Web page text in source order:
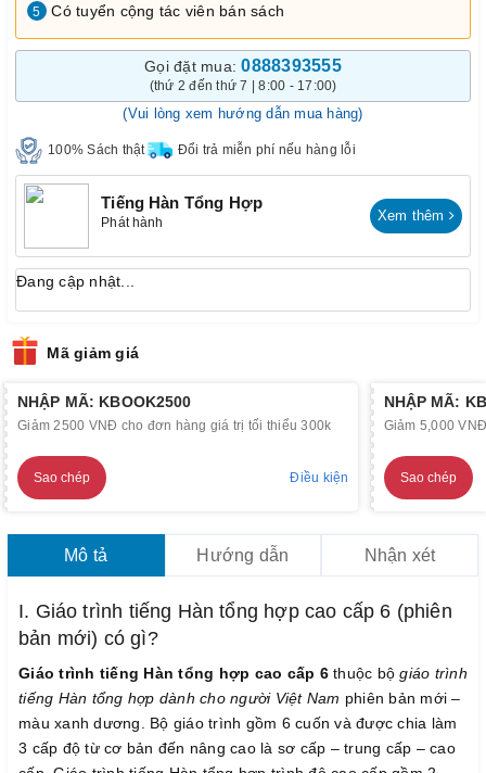
5 Có tuyển cộng tác viên bán sách
Gọi đặt mua:0888393555
(thứ 2 đến thứ 7 | 8:00 - 17:00)
(Vui lòng xem hướng dẫn mua hàng)
100% Sách thật Đổi trả miễn phí nếu hàng lỗi
Tiếng Hàn Tổng Hợp
Phát hành Xem thêm
Đang cập nhật...
Mã giảm giá
NHẬP MÃ: KBOOK2500
Giảm 2500 VNĐ cho đơn hàng giá trị tối thiểu 300k
Sao chép Điều kiện
NHẬP MÃ:
Giảm 5,000
Sao chép
Mô tả Hướng dẫn Nhận xét
I. Giáo trình tiếng Hàn tổng hợp cao cấp 6 (phiên
bản mới) có gì?
Giáo trình tiếng Hàn tổng hợp cao cấp 6 thuộc bộgiáo trình
tiếng Hàn tổng hợp dành cho người Việt Nam phiên bản mới –
màu xanh dương. Bộ giáo trình gồm 6 cuốn và được chia làm
3 cấp độ từ cơ bản đến nâng cao là sơ cấp – trung cấp – cao